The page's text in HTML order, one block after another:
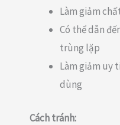
Làm giảm
Có thể dẫn
trùng lặp
Làm giảm uy
dùng
Cách tránh: